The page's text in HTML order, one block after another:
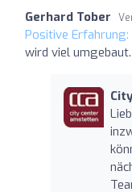
Gerhard Tober
Positive Erfahrung:
wird viel